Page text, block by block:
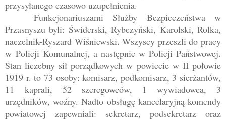
przysyłanego czasowo uzupełnienia.
Funkcjonariuszami Służby Bezpieczeństwa w
Przasnyszu byli: Świderski, Rybczyński, Karolski, Rolka,
naczelnik-Ryszard Wiśniewski. Wszyscy przeszli do pracy
w Policji Komunalnej, a następnie w Policji Państwowej.
Stan liczebny sił porządkowych w powiecie w II połowie
1919 r. to 73 osoby: komisarz, podkomisarz, 3 sierżantów,
11 kaprali, 52 szeregowców, 1 wywiadowca, 3
urzędników, woźny. Nadto obsługę kancelaryjną komendy
powiatowej zapewniali: sekretarz, podsekretarz oraz